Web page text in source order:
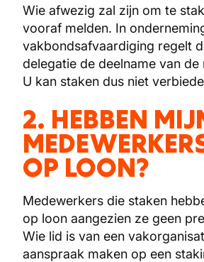
Wie afwezig zal zijn om te
vooraf melden. In
vakbondsafvaardiging regelt
delegatie de deelname van
U kan staken dus niet
2. HEBBEN
OP LOON?
Medewerkers die staken
op loon aangezien ze geen
Wie lid is van een
aanspraak maken op een